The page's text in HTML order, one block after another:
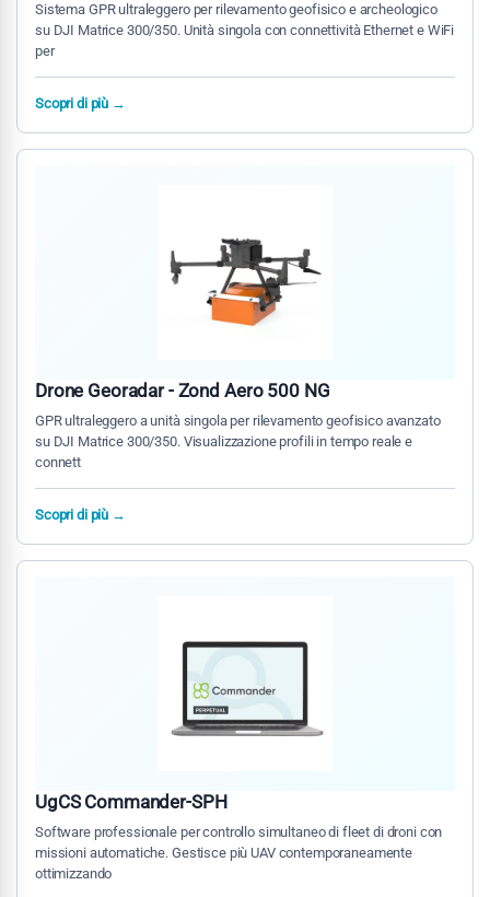
Sistema GPR ultraleggero per rilevamento geofisico e archeologico
su DJI Matrice 300/350. Unità singola con connettività Ethernet e WiFi
per
Scopri di più →
Drone Georadar - Zond Aero 500 NG
GPR ultraleggero a unità singola per rilevamento geofisico avanzato
su DJI Matrice 300/350. Visualizzazione profili in tempo reale e
connett
Scopri di più →
UgCS Commander-SPH
Software professionale per controllo simultaneo di fleet di droni con
missioni automatiche. Gestisce più UAV contemporaneamente
ottimizzando